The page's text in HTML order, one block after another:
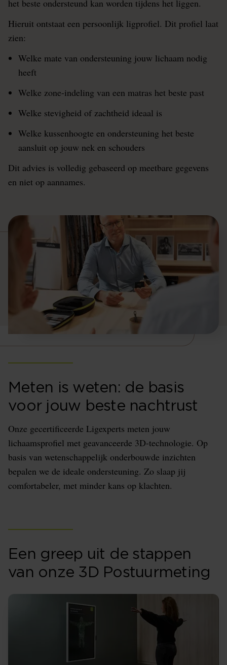
het beste ondersteund kan worden tijdens het liggen.
Hieruit ontstaat een persoonlijk ligprofiel. Dit profiel laat
zien:
Welke mate van ondersteuning jouw lichaam nodig
heeft
Welke zone-indeling van een matras het beste past
Welke stevigheid of zachtheid ideaal is
Welke kussenhoogte en ondersteuning het beste
aansluit op jouw nek en schouders
Dit advies is volledig gebaseerd op meetbare gegevens
en niet op aannames.
Meten is weten: de basis
voor jouw beste nachtrust
Onze gecertificeerde Ligexperts meten jouw
lichaamsprofiel met geavanceerde 3D-technologie. Op
basis van wetenschappelijk onderbouwde inzichten
bepalen we de ideale ondersteuning. Zo slaap jij
comfortabeler, met minder kans op klachten.
Een greep uit de stappen
van onze 3D Postuurmeting